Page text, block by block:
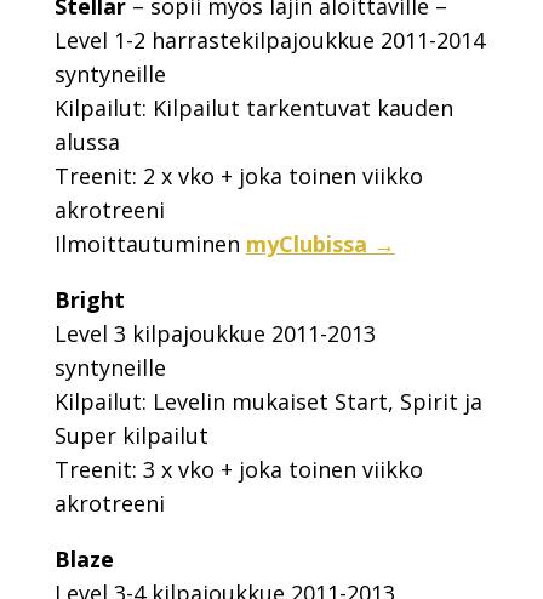
Stellar– sopii myös lajin aloittaville –
Level 1-2 harrastekilpajoukkue 2011-2014
syntyneille
Kilpailut: Kilpailut tarkentuvat kauden
alussa
Treenit: 2 x vko + joka toinen viikko
akrotreeni
Ilmoittautuminen myClubissa →
Bright
Level 3 kilpajoukkue 2011-2013
syntyneille
Kilpailut: Levelin mukaiset Start, Spirit ja
Super kilpailut
Treenit: 3 x vko + joka toinen viikko
akrotreeni
Blaze
Level 3-4 kilpajoukkue 2011-2013